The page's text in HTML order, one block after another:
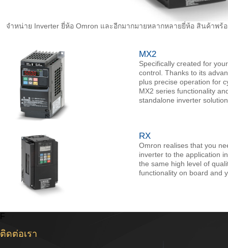
จำหน่าย Inverter ยี่ห้อ Omron และอีกมากมายหลากหลายยี่ห้อ สินค้าพ
MX2
Specifically created for
control. Thanks to its
plus precise operation for
MX2 series functionality
standalone inverter
RX
Omron realises that you
inverter to the application
the same high level of
functionality on board and
F
ติดต่อเรา